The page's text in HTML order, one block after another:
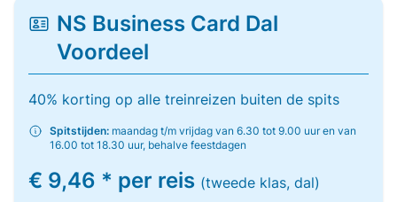
NS Business Card Dal
Voordeel
40% korting op alle treinreizen buiten de spits
Spitstijden: maandag t/m vrijdag van 6.30 tot 9.00 uur en van
16.00 tot 18.30 uur, behalve feestdagen
€ 9,46 * per reis (tweede klas, dal)